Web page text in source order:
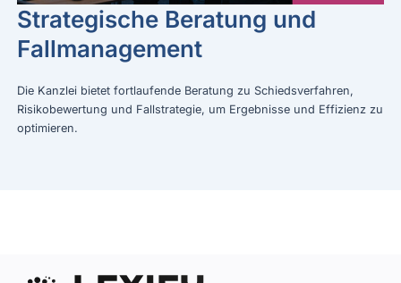
Strategische Beratung und
Fallmanagement
Die Kanzlei bietet fortlaufende Beratung zu Schiedsverfahren,
Risikobewertung und Fallstrategie, um Ergebnisse und Effizienz zu
optimieren.